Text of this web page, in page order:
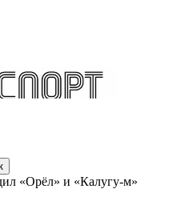
«Орёл» и «Калугу-м»